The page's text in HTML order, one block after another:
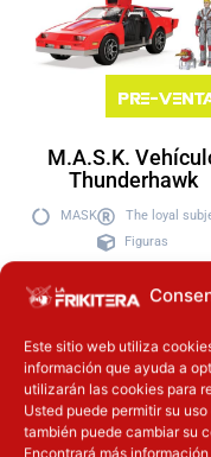
Este sitio web utiliza
información que ayuda a
utilizarán las cookies para
Usted puede permitir su
también puede cambiar su
Encontrará más
Pre-
M.A.S.K.
Thunderhawk
MASK
The loyal
Figuras
64.90€
Añadir a la
cesta